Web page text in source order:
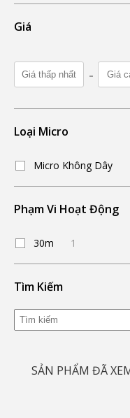
Giá
-
Loại Micro
Micro Không Dây
Phạm Vi Hoạt Động
30m 1
Tìm Kiếm
SẢN PHẨM ĐÃ